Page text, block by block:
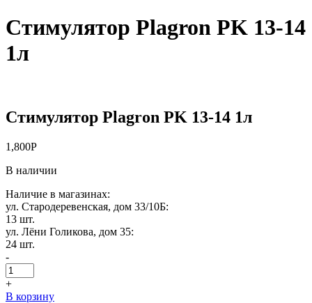
Стимулятор Plagron PK 13-14
1л
Стимулятор Plagron PK 13-14 1л
1,800Р
В наличии
Наличие в магазинах:
ул. Стародеревенская, дом 33/10Б:
13 шт.
ул. Лёни Голикова, дом 35:
24 шт.
-
+
В корзину